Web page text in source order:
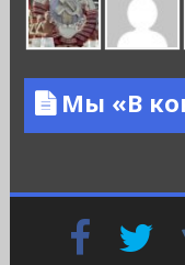
Мы «В
Facebook